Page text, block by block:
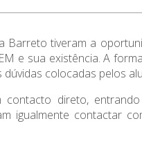
Barreto tiveram a
e sua existência. A
colocadas pelos
direto,
igualmente contactar